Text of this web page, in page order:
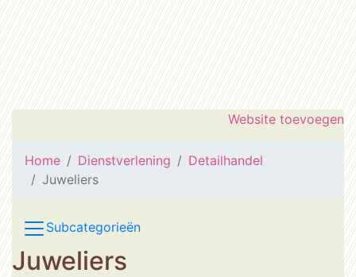
Website toevoegen
Home Dienstverlening
Detailhandel
Juweliers
Subcategorieën
Juweliers